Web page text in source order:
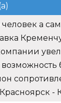
человек а
-